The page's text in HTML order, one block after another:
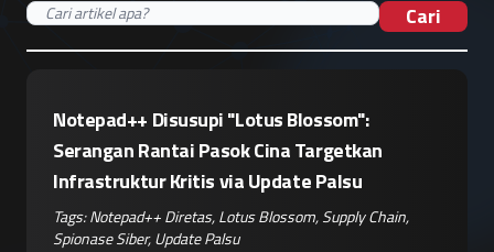
Cari
Notepad++ Disusupi "Lotus Blossom":
Serangan Rantai Pasok Cina Targetkan
Infrastruktur Kritis via Update Palsu
Tags:Notepad++ Diretas,Lotus Blossom,Supply Chain,
Spionase Siber,Update Palsu